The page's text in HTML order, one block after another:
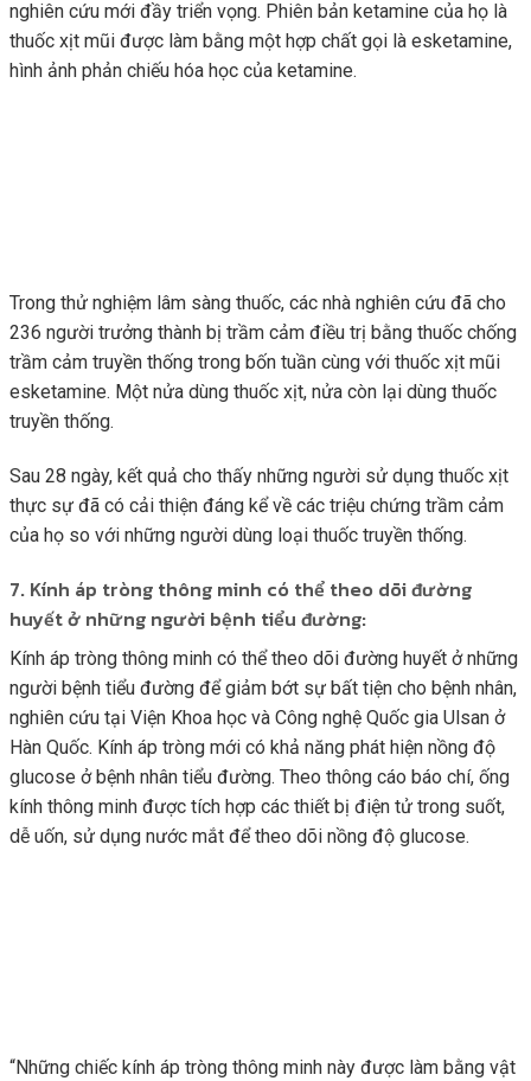
nghiên cứu mới đầy triển vọng. Phiên bản ketamine của họ là
thuốc xịt mũi được làm bằng một hợp chất gọi là esketamine,
hình ảnh phản chiếu hóa học của ketamine.
Trong thử nghiệm lâm sàng thuốc, các nhà nghiên cứu đã cho
236 người trưởng thành bị trầm cảm điều trị bằng thuốc chống
trầm cảm truyền thống trong bốn tuần cùng với thuốc xịt mũi
esketamine. Một nửa dùng thuốc xịt, nửa còn lại dùng thuốc
truyền thống.
Sau 28 ngày, kết quả cho thấy những người sử dụng thuốc xịt
thực sự đã có cải thiện đáng kể về các triệu chứng trầm cảm
của họ so với những người dùng loại thuốc truyền thống.
7. Kính áp tròng thông minh có thể theo dõi đường
huyết ở những người bệnh tiểu đường:
Kính áp tròng thông minh có thể theo dõi đường huyết ở những
người bệnh tiểu đường để giảm bớt sự bất tiện cho bệnh nhân,
nghiên cứu tại Viện Khoa học và Công nghệ Quốc gia Ulsan ở
Hàn Quốc. Kính áp tròng mới có khả năng phát hiện nồng độ
glucose ở bệnh nhân tiểu đường. Theo thông cáo báo chí, ống
kính thông minh được tích hợp các thiết bị điện tử trong suốt,
dễ uốn, sử dụng nước mắt để theo dõi nồng độ glucose.
“Những chiếc kính áp tròng thông minh này được làm bằng vật